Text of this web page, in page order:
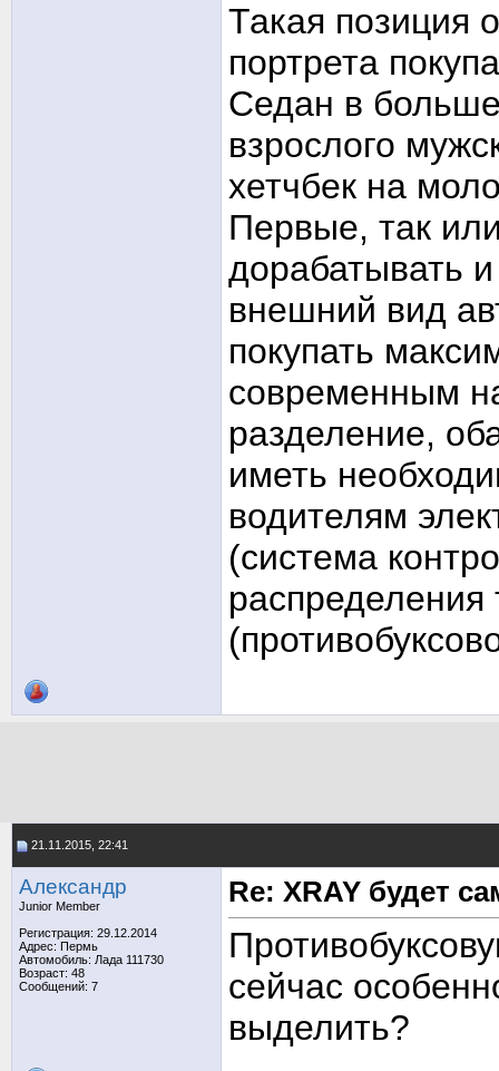
Такая позиция
портрета
Седан в
взрослого
хетчбек на
Первые, так
дорабатывать
внешний вид
покупать
современным
разделение,
иметь
водителям
(система
21.11.2015, 22:41
Александр
Junior Member
Регистрация: 29.12.2014
Адрес: Пермь
Автомобиль: Лада 111730
Возраст: 48
Сообщений: 7
Re: XRAY будет
сейчас
выделить?